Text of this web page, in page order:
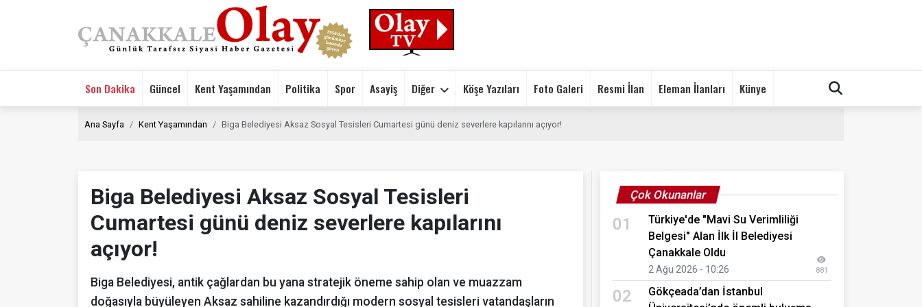
Son Dakika Güncel Kent Yaşamından Politika Spor Asayiş Diğer Köşe Yazıları Foto Galeri Resmi İlan Eleman İlanları Künye
Ana Sayfa Kent Yaşamından Biga Belediyesi Aksaz Sosyal Tesisleri Cumartesi günü deniz severlere kapılarını açıyor!
Biga Belediyesi Aksaz Sosyal Tesisleri
Cumartesi günü deniz severlere kapılarını
açıyor!
Biga Belediyesi, antik çağlardan bu yana stratejik öneme sahip olan ve muazzam
doğasıyla büyüleyen Aksaz sahiline kazandırdığı modern sosyal tesisleri vatandaşların
Çok Okunanlar
01
Türkiye'de "Mavi Su Verimliliği
Belgesi" Alan İlk İl Belediyesi
Çanakkale Oldu
2 Ağu 2026 - 10:26 881
02
Gökçeada’dan İstanbul